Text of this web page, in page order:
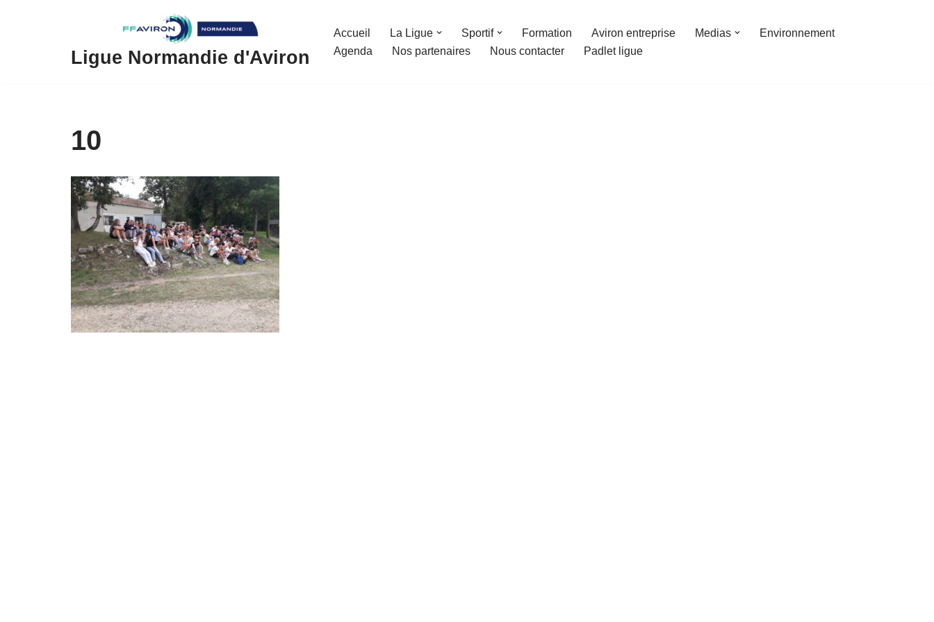
Ligue Normandie d'Aviron
Accueil La Ligue Sportif Formation Aviron entreprise Medias
Environnement
Agenda
Nos partenaires Nous contacter Padlet ligue
10